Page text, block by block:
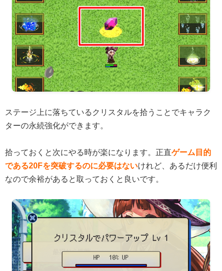
ステージ上に落ちているクリスタルを拾うことでキャラク
ターの永続強化ができます。
拾っておくと次にやる時が楽になります。正直ゲーム目的
である20Fを突破するのに必要はないけれど、あるだけ便利
なので余裕があると取っておくと良いです。